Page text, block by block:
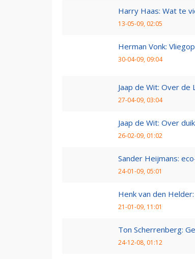
Harry Haas: Wat te
13-05-09, 02:05
Herman Vonk:
30-04-09, 09:04
Jaap de Wit: Over de
27-04-09, 03:04
Jaap de Wit: Over
26-02-09, 01:02
Sander Heijmans:
24-01-09, 05:01
Henk van den
21-01-09, 11:01
Ton Scherrenberg:
24-12-08, 01:12